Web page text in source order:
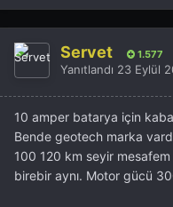
Servet 1.577
Yanıtlandı 23 Eylül
10 amper batarya için
Bende geotech marka
100 120 km seyir mesafem
birebir aynı. Motor gücü